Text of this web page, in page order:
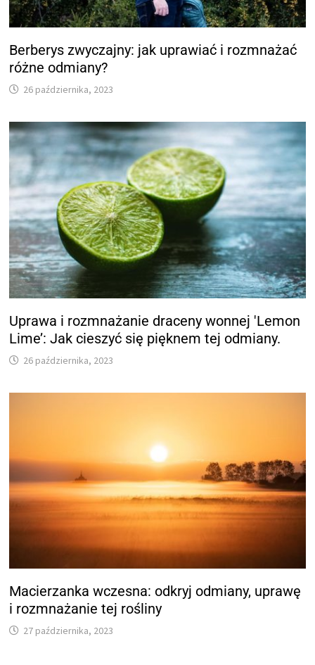
Berberys zwyczajny: jak uprawiać i rozmnażać
różne odmiany?
26 października, 2023
Uprawa i rozmnażanie draceny wonnej 'Lemon
Lime’: Jak cieszyć się pięknem tej odmiany.
26 października, 2023
Macierzanka wczesna: odkryj odmiany, uprawę
i rozmnażanie tej rośliny
27 października, 2023